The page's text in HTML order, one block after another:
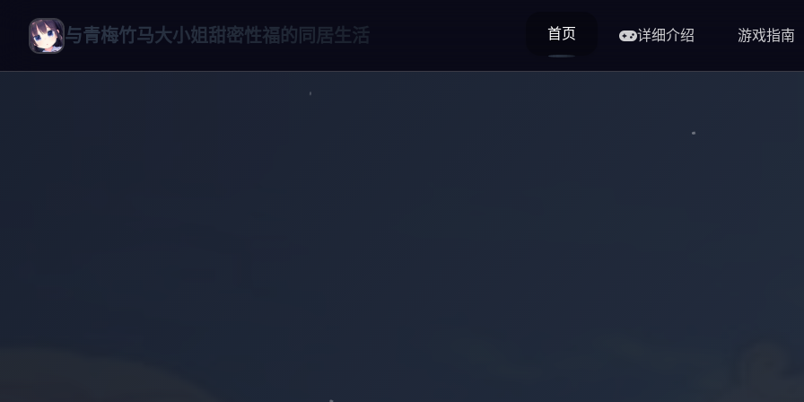
与青梅竹马大小姐甜密性福的同居生活 首页 详细介绍 游戏指南